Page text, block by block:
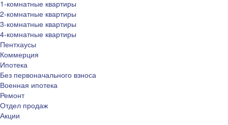
1-комнатные квартиры
2-комнатные квартиры
3-комнатные квартиры
4-комнатные квартиры
Пентхаусы
Коммерция
Ипотека
Без первоначального взноса
Военная ипотека
Ремонт
Отдел продаж
Акции